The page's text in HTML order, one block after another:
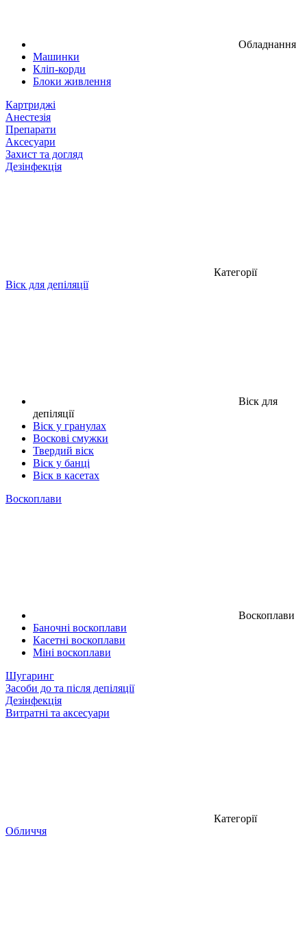
Обладнання
Машинки
Кліп-корди
Блоки живлення
Картриджі
Анестезія
Препарати
Аксесуари
Захист та догляд
Дезінфекція
Категорії
Віск для депіляції
Віск для
депіляції
Віск у гранулах
Воскові смужки
Твердий віск
Віск у банці
Віск в касетах
Воскоплави
Воскоплави
Баночні воскоплави
Касетні воскоплави
Міні воскоплави
Шугаринг
Засоби до та після депіляції
Дезінфекція
Витратні та аксесуари
Категорії
Обличчя